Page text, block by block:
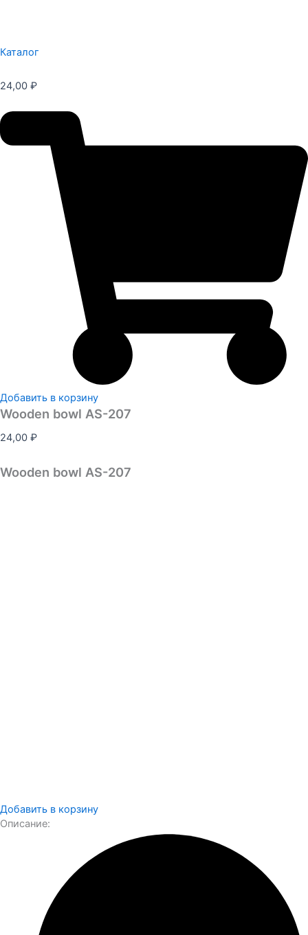
Каталог
24,00 ₽
Добавить в корзину
Wooden bowl AS-207
24,00 ₽
Wooden bowl AS-207
Добавить в корзину
Описание: